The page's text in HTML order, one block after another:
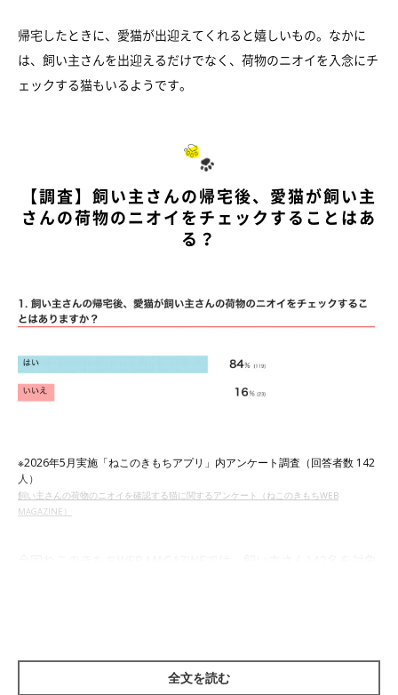
帰宅したときに、愛猫が出迎えてくれると嬉しいもの。なかに
は、飼い主さんを出迎えるだけでなく、荷物のニオイを入念にチ
ェックする猫もいるようです。
【調査】飼い主さんの帰宅後、愛猫が飼い主
さんの荷物のニオイをチェックすることはあ
る？
※2026年5月実施「ねこのきもちアプリ」内アンケート調査（回答者数 142
人）
飼い主さんの荷物のニオイを確認する猫に関するアンケート（ねこのきもちWEB
MAGAZINE）
その結果、約8割の飼い主さんが、帰宅後に愛猫が荷物のニオイ
をチェックすることがあると回答しました。
全文を読む